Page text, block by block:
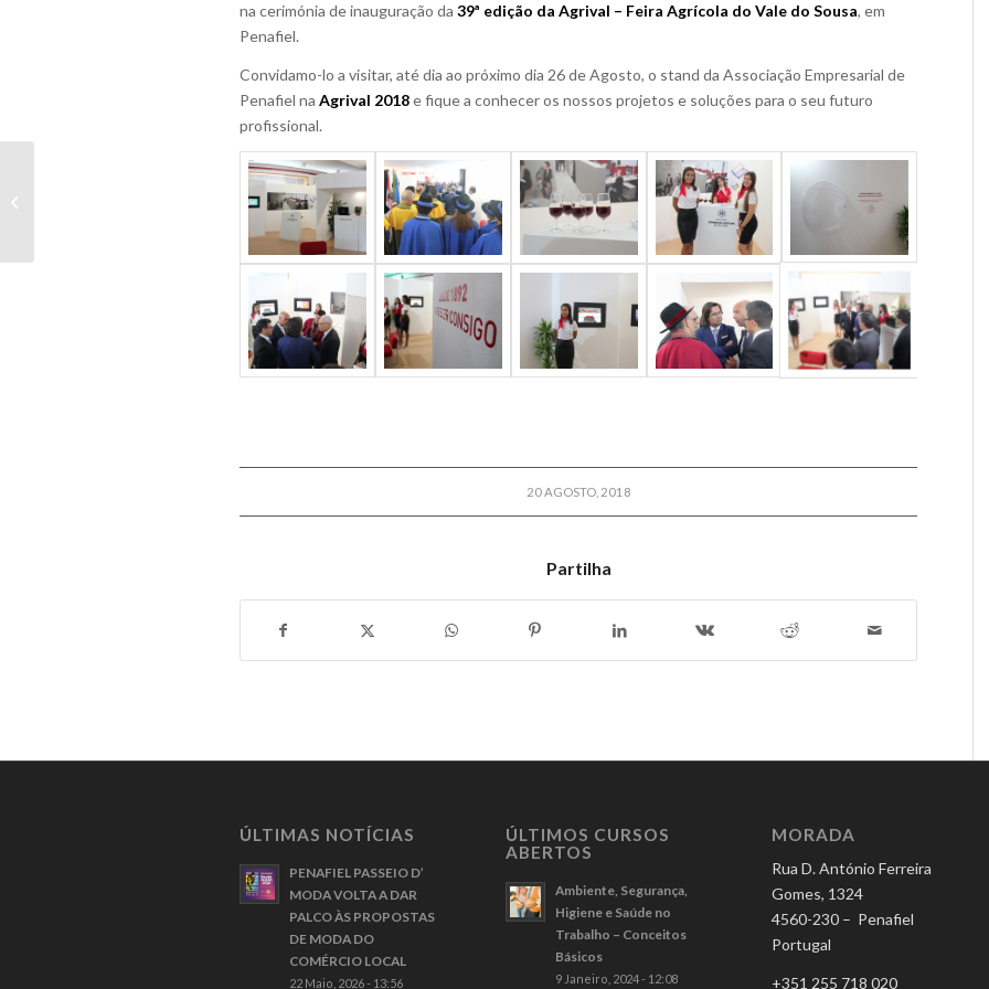
na cerimónia de inauguração da 39ª edição da Agrival – Feira Agrícola do Vale do Sousa, em
Penafiel.
Convidamo-lo a visitar, até dia ao próximo dia 26 de Agosto, o stand da Associação Empresarial de
Penafiel na Agrival 2018e fique a conhecer os nossos projetos e soluções para o seu futuro
profissional.
20 AGOSTO, 2018
Partilha
ÚLTIMAS NOTÍCIAS
PENAFIEL PASSEIO D’
MODA VOLTA A DAR
PALCO ÀS PROPOSTAS
DE MODA DO
COMÉRCIO LOCAL
22 Maio, 2026 - 13:56
ÚLTIMOS CURSOS
ABERTOS
Ambiente, Segurança,
Higiene e Saúde no
Trabalho – Conceitos
Básicos
9 Janeiro, 2024 - 12:08
MORADA
Rua D. António Ferreira
Gomes, 1324
4560-230 – Penafiel
Portugal
+351 255 718 020